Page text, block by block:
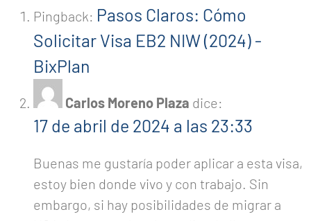
Pingback: Pasos Claros: Cómo
Solicitar Visa EB2 NIW (2024) -
BixPlan
Carlos Moreno Plaza dice:
17 de abril de 2024 a las 23:33
Buenas me gustaría poder aplicar a esta visa,
estoy bien donde vivo y con trabajo. Sin
embargo, si hay posibilidades de migrar a